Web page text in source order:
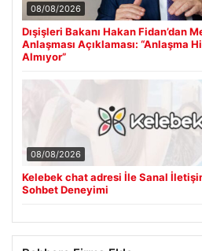
08/08/2026
Dışişleri Bakanı Hakan Fidan’dan
Anlaşması Açıklaması: “Anlaşma
Almıyor”
08/08/2026
Kelebek chat adresi İle Sanal
Sohbet Deneyimi